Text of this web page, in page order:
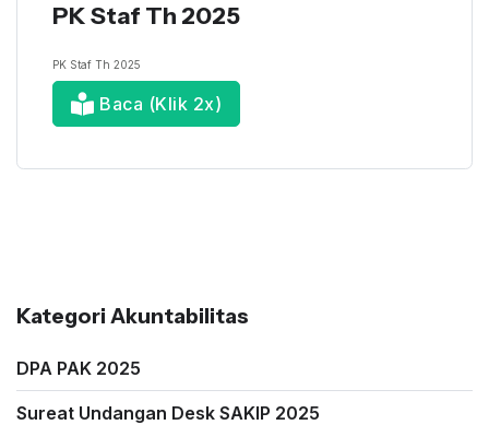
PK Staf Th 2025
PK Staf Th 2025
Baca (Klik 2x)
Kategori Akuntabilitas
DPA PAK 2025
Sureat Undangan Desk SAKIP 2025